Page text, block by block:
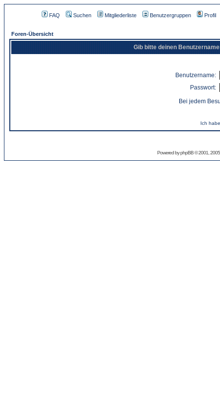
FAQ Suchen Mitgliederliste Benutzergruppen Profil
Foren-Übersicht
Gib bitte deinen
Benutzername:
Passwort:
Bei jedem
Ich
Powered byphpBB© 2001,